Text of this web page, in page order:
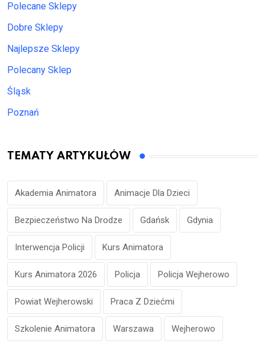
Polecane Sklepy
Dobre Sklepy
Najlepsze Sklepy
Polecany Sklep
Śląsk
Poznań
TEMATY ARTYKUŁÓW
Akademia Animatora Animacje Dla Dzieci
Bezpieczeństwo Na Drodze Gdańsk Gdynia
Interwencja Policji Kurs Animatora
Kurs Animatora 2026 Policja Policja Wejherowo
Powiat Wejherowski Praca Z Dziećmi
Szkolenie Animatora Warszawa Wejherowo